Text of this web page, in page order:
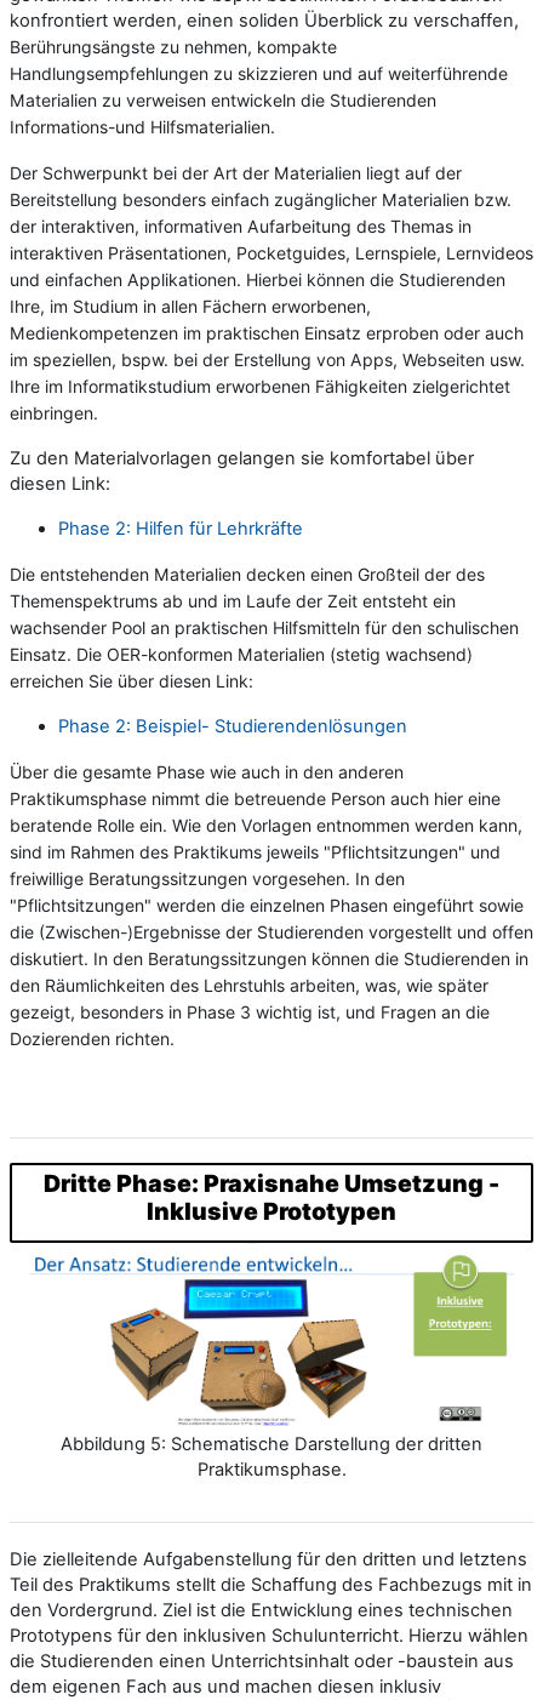
konfrontiert werden, einen soliden Überblick zu verschaffen,
Berührungsängste zu nehmen, kompakte
Handlungsempfehlungen zu skizzieren und auf weiterführende
Materialien zu verweisen entwickeln die Studierenden
Informations-und Hilfsmaterialien.
Der Schwerpunkt bei der Art der Materialien liegt auf der
Bereitstellung besonders einfach zugänglicher Materialien bzw.
der interaktiven, informativen Aufarbeitung des Themas in
interaktiven Präsentationen, Pocketguides, Lernspiele, Lernvideos
und einfachen Applikationen. Hierbei können die Studierenden
Ihre, im Studium in allen Fächern erworbenen,
Medienkompetenzen im praktischen Einsatz erproben oder auch
im speziellen, bspw. bei der Erstellung von Apps, Webseiten usw.
Ihre im Informatikstudium erworbenen Fähigkeiten zielgerichtet
einbringen.
Zu den Materialvorlagen gelangen sie komfortabel über
diesen Link:
Phase 2: Hilfen für Lehrkräfte
Die entstehenden Materialien decken einen Großteil der des
Themenspektrums ab und im Laufe der Zeit entsteht ein
wachsender Pool an praktischen Hilfsmitteln für den schulischen
Einsatz. Die OER-konformen Materialien (stetig wachsend)
erreichen Sie über diesen Link:
Phase 2: Beispiel- Studierendenlösungen
Über die gesamte Phase wie auch in den anderen
Praktikumsphase nimmt die betreuende Person auch hier eine
beratende Rolle ein. Wie den Vorlagen entnommen werden kann,
sind im Rahmen des Praktikums jeweils "Pflichtsitzungen" und
freiwillige Beratungssitzungen vorgesehen. In den
"Pflichtsitzungen" werden die einzelnen Phasen eingeführt sowie
die (Zwischen-)Ergebnisse der Studierenden vorgestellt und offen
diskutiert. In den Beratungssitzungen können die Studierenden in
den Räumlichkeiten des Lehrstuhls arbeiten, was, wie später
gezeigt, besonders in Phase 3 wichtig ist, und Fragen an die
Dozierenden richten.
Dritte Phase: Praxisnahe Umsetzung -
Inklusive Prototypen
Abbildung 5: Schematische Darstellung der dritten
Praktikumsphase.
Die zielleitende Aufgabenstellung für den dritten und letztens
Teil des Praktikums stellt die Schaffung des Fachbezugs mit in
den Vordergrund. Ziel ist die Entwicklung eines technischen
Prototypens für den inklusiven Schulunterricht. Hierzu wählen
die Studierenden einen Unterrichtsinhalt oder -baustein aus
dem eigenen Fach aus und machen diesen inklusiv